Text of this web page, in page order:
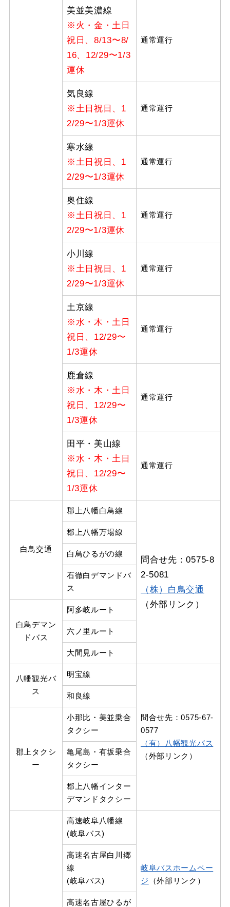
美並美濃線
※火・金・土日
祝日、8/13〜8/
16、12/29〜1/3
運休
通常運行
気良線
※土日祝日、1
2/29〜1/3運休
通常運行
寒水線
※土日祝日、1
2/29〜1/3運休
通常運行
奥住線
※土日祝日、1
2/29〜1/3運休
通常運行
小川線
※土日祝日、1
2/29〜1/3運休
通常運行
土京線
※水・木・土日
祝日、12/29〜
1/3運休
通常運行
鹿倉線
※水・木・土日
祝日、12/29〜
1/3運休
通常運行
田平・美山線
※水・木・土日
祝日、12/29〜
1/3運休
通常運行
白鳥交通
郡上八幡白鳥線
問合せ先：0575-8
2-5081
（株）白鳥交通
（外部リンク）
郡上八幡万場線
白鳥ひるがの線
石徹白デマンドバ
ス
白鳥デマン
ドバス
阿多岐ルート
六ノ里ルート
大間見ルート
八幡観光バ
ス
明宝線
問合せ先：0575-67-
0577
（有）八幡観光バス
（外部リンク）
和良線
郡上タクシ
ー
小那比・美並乗合
タクシー
亀尾島・有坂乗合
タクシー
郡上八幡インター
デマンドタクシー
高速岐阜八幡線
(岐阜バス)
岐阜バスホームペー
ジ
（外部リンク）
高速名古屋白川郷
線
(岐阜バス)
高速名古屋ひるが